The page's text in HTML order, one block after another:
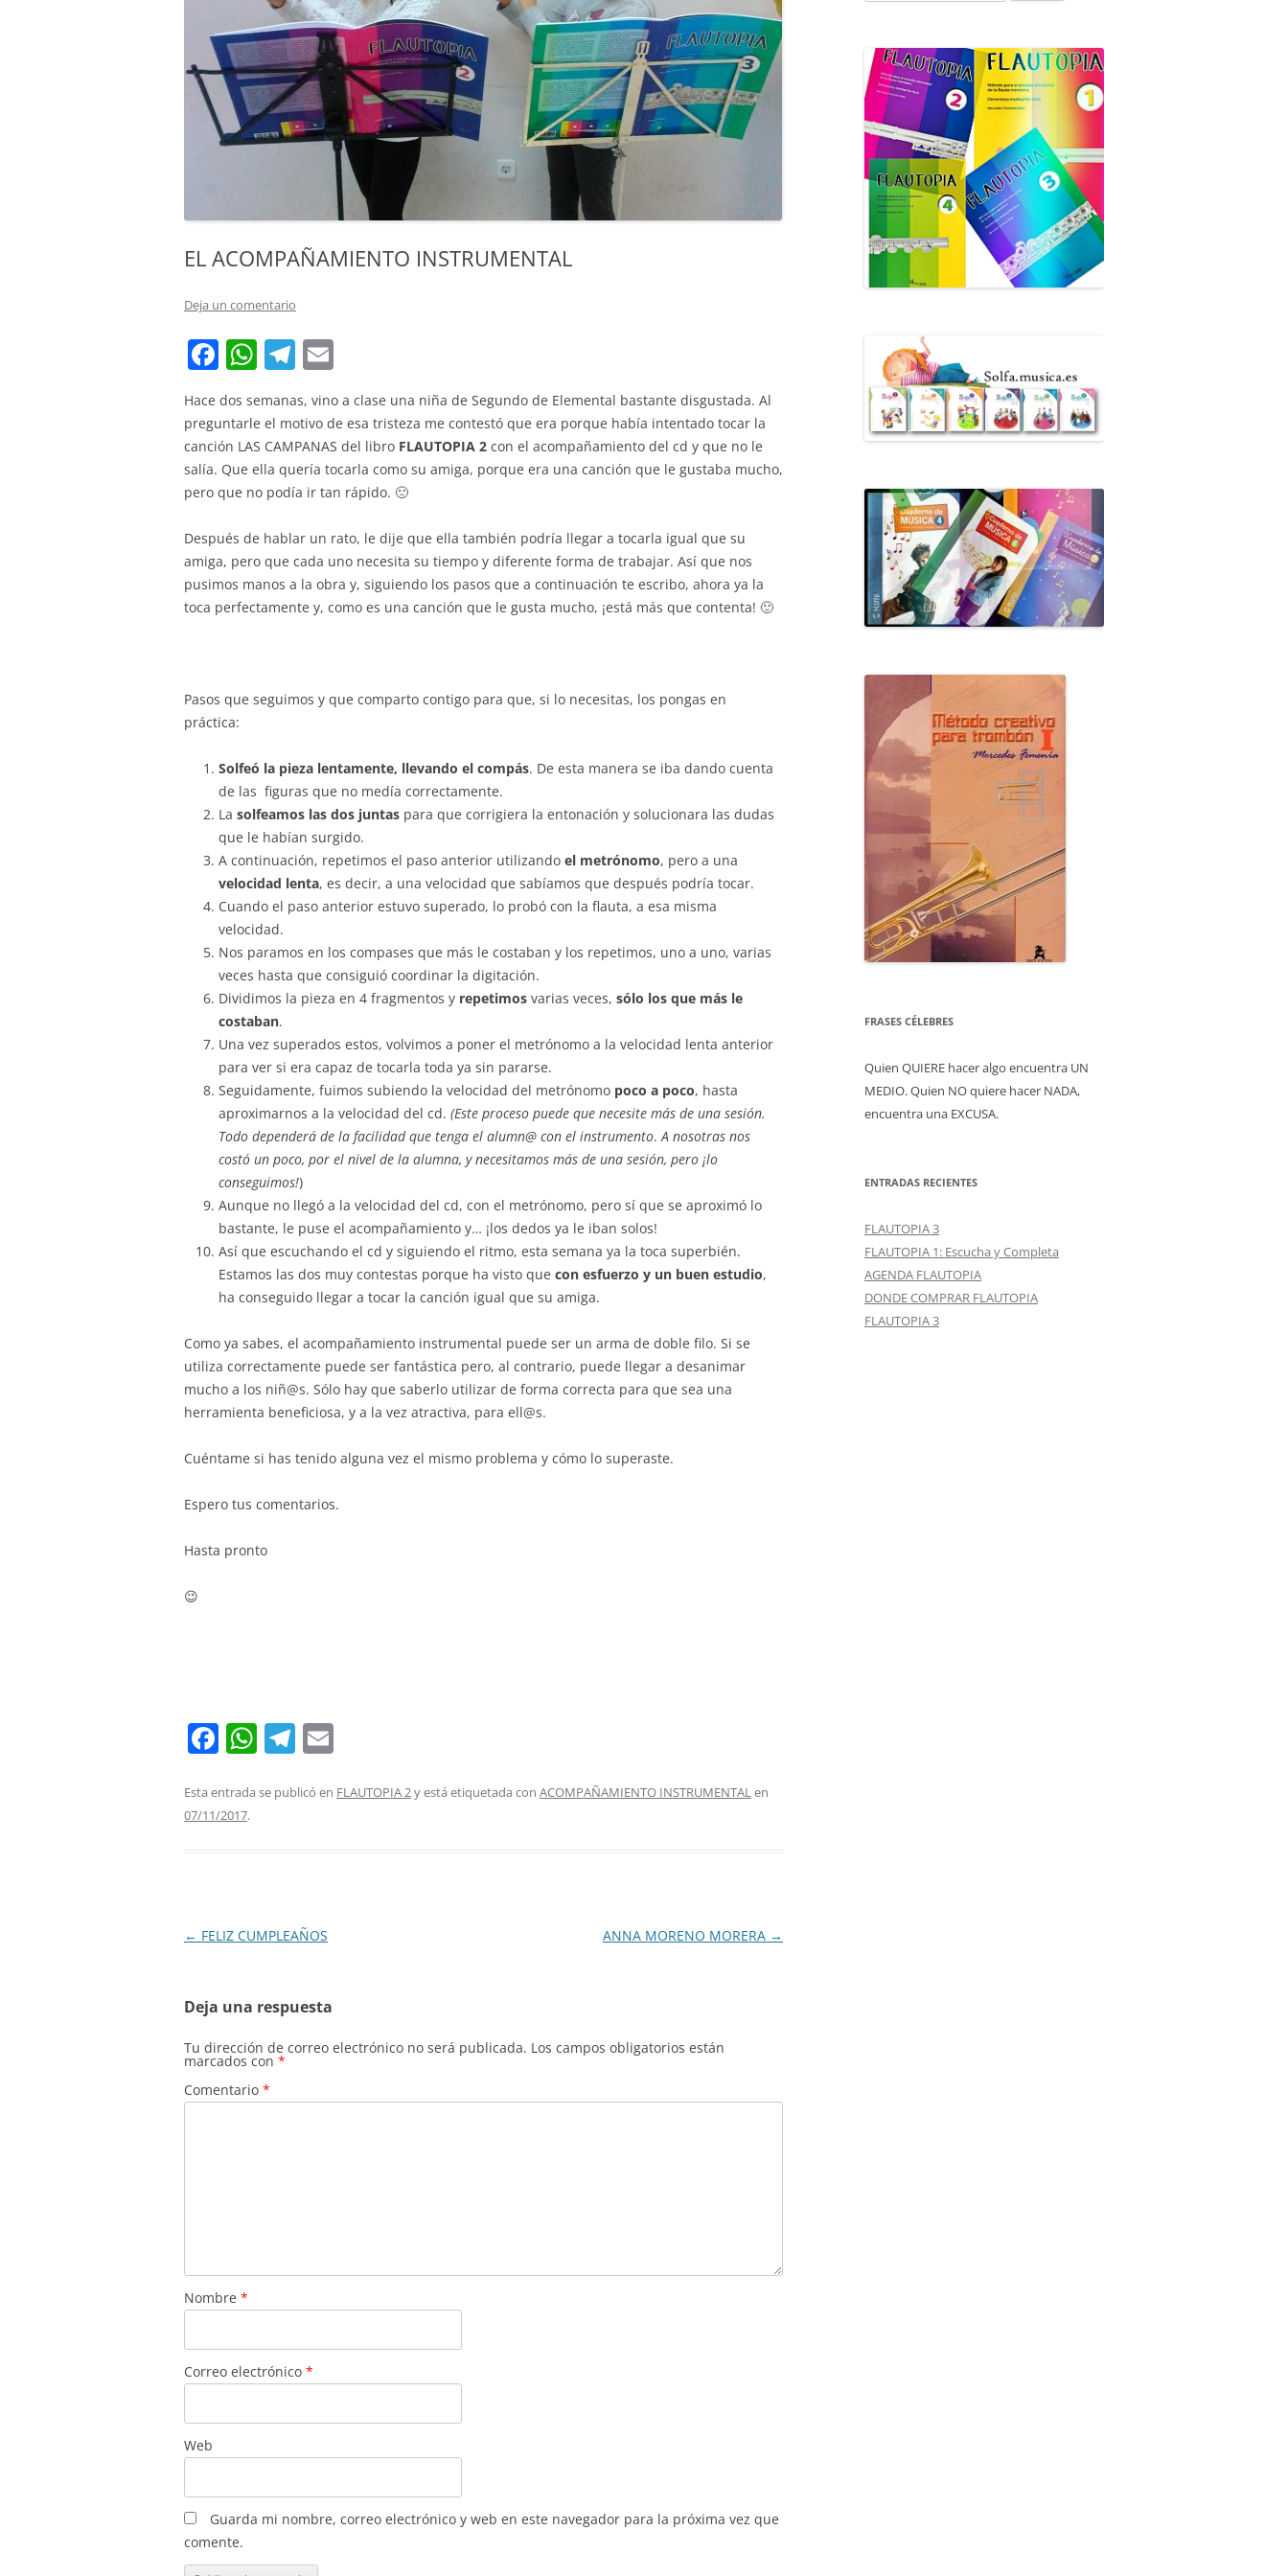
EL ACOMPAÑAMIENTO INSTRUMENTAL
Deja un comentario
F
a
c
e
b
o
o
k
W
at
s
A
p
p
T
el
e
gr
a
m
m
ai
l
Hace dos semanas, vino a clase una niña de Segundo de Elemental bastante disgustada. Al
preguntarle el motivo de esa tristeza me contestó que era porque había intentado tocar la
canción LAS CAMPANAS del libro FLAUTOPIA 2 con el acompañamiento del cd y que no le
salía. Que ella quería tocarla como su amiga, porque era una canción que le gustaba mucho,
pero que no podía ir tan rápido. 🙁
Después de hablar un rato, le dije que ella también podría llegar a tocarla igual que su
amiga, pero que cada uno necesita su tiempo y diferente forma de trabajar. Así que nos
pusimos manos a la obra y, siguiendo los pasos que a continuación te escribo, ahora ya la
toca perfectamente y, como es una canción que le gusta mucho, ¡está más que contenta! 🙂
Pasos que seguimos y que comparto contigo para que, si lo necesitas, los pongas en
práctica:
Solfeó la pieza lentamente, llevando el compás. De esta manera se iba dando cuenta
de las figuras que no medía correctamente.
La solfeamos las dos juntas para que corrigiera la entonación y solucionara las dudas
que le habían surgido.
A continuación, repetimos el paso anterior utilizando el metrónomo, pero a una
velocidad lenta, es decir, a una velocidad que sabíamos que después podría tocar.
Cuando el paso anterior estuvo superado, lo probó con la flauta, a esa misma
velocidad.
Nos paramos en los compases que más le costaban y los repetimos, uno a uno, varias
veces hasta que consiguió coordinar la digitación.
Dividimos la pieza en 4 fragmentos y repetimos varias veces, sólo los que más le
costaban.
Una vez superados estos, volvimos a poner el metrónomo a la velocidad lenta anterior
para ver si era capaz de tocarla toda ya sin pararse.
Seguidamente, fuimos subiendo la velocidad del metrónomo poco a poco, hasta
aproximarnos a la velocidad del cd. (Este proceso puede que necesite más de una sesión.
Todo dependerá de la facilidad que tenga el alumn@ con el instrumento.A nosotras nos
costó un poco, por el nivel de la alumna, y necesitamos más de una sesión, pero ¡lo
conseguimos!)
Aunque no llegó a la velocidad del cd, con el metrónomo, pero sí que se aproximó lo
bastante, le puse el acompañamiento y… ¡los dedos ya le iban solos!
Así que escuchando el cd y siguiendo el ritmo, esta semana ya la toca superbién.
Estamos las dos muy contestas porque ha visto que con esfuerzo y un buen estudio,
ha conseguido llegar a tocar la canción igual que su amiga.
Como ya sabes, el acompañamiento instrumental puede ser un arma de doble filo. Si se
utiliza correctamente puede ser fantástica pero, al contrario, puede llegar a desanimar
mucho a los niñ@s. Sólo hay que saberlo utilizar de forma correcta para que sea una
herramienta beneficiosa, y a la vez atractiva, para ell@s.
Cuéntame si has tenido alguna vez el mismo problema y cómo lo superaste.
Espero tus comentarios.
Hasta pronto
😉
F
c
e
o
k
W
at
p
T
e ai
Esta entrada se publicó en FLAUTOPIA 2y está etiquetada con ACOMPAÑAMIENTO INSTRUMENTALen
07/11/2017.
Navegación
← FELIZ CUMPLEAÑOS ANNA MORENO MORERA →
Deja una respuesta
Tu dirección de correo electrónico no será publicada. Los campos obligatorios están
marcados con *
Comentario *
Nombre *
Correo electrónico *
Web
Guarda mi nombre, correo electrónico y web en este navegador para la próxima vez que
comente.
FRASES CÉLEBRES
Quien QUIERE hacer algo encuentra UN
MEDIO. Quien NO quiere hacer NADA,
encuentra una EXCUSA.
ENTRADAS RECIENTES
FLAUTOPIA 3
FLAUTOPIA 1: Escucha y Completa
AGENDA FLAUTOPIA
DONDE COMPRAR FLAUTOPIA
FLAUTOPIA 3